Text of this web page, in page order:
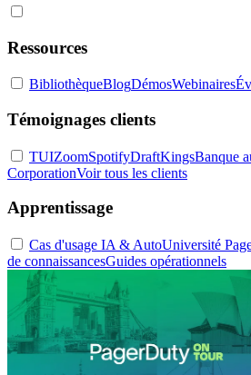
Ressources
BibliothèqueBlogDémosWebinaires
Témoignages clients
TUIZoomSpotifyDraftKingsBanque
CorporationVoir tous les clients
Apprentissage
Cas d'usage IA & AutoUniversité
de connaissancesGuides opérationnels